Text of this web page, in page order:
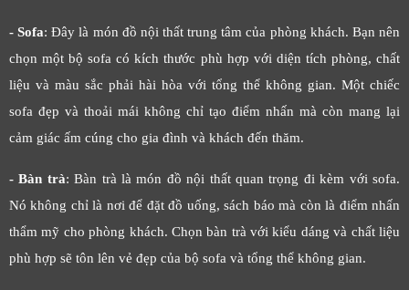
- Sofa: Đây là món đồ nội thất trung tâm của phòng khách. Bạn nên
chọn một bộ sofa có kích thước phù hợp với diện tích phòng, chất
liệu và màu sắc phải hài hòa với tổng thể không gian. Một chiếc
sofa đẹp và thoải mái không chỉ tạo điểm nhấn mà còn mang lại
cảm giác ấm cúng cho gia đình và khách đến thăm.
- Bàn trà: Bàn trà là món đồ nội thất quan trọng đi kèm với sofa.
Nó không chỉ là nơi để đặt đồ uống, sách báo mà còn là điểm nhấn
thẩm mỹ cho phòng khách. Chọn bàn trà với kiểu dáng và chất liệu
phù hợp sẽ tôn lên vẻ đẹp của bộ sofa và tổng thể không gian.